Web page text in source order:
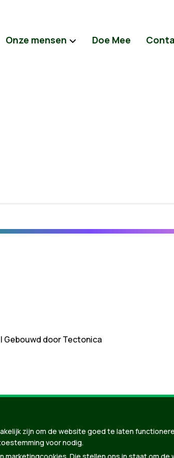
Onze mensen Doe Mee
| Gebouwd doorTectonica
zijn om de website goed te laten
voor nodig.